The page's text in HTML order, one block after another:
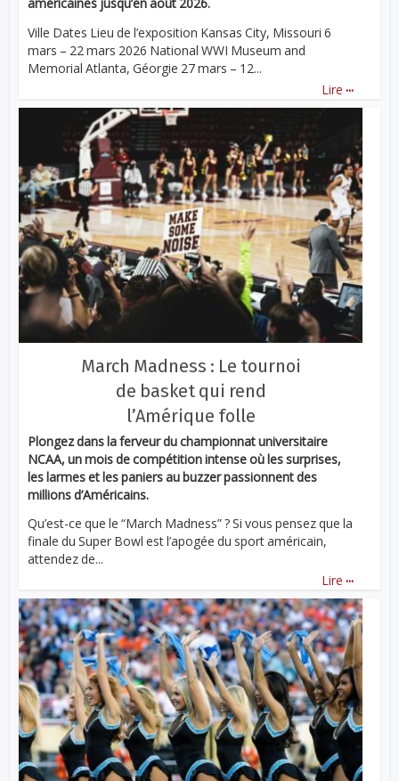
Ville Dates Lieu de l’exposition Kansas City, Missouri 6
mars – 22 mars 2026 National WWI Museum and
Memorial Atlanta, Géorgie 27 mars – 12...
Lire ...
March Madness : Le tournoi
de basket qui rend
l’Amérique folle
Plongez dans la ferveur du championnat universitaire
NCAA, un mois de compétition intense où les surprises,
les larmes et les paniers au buzzer passionnent des
millions d’Américains.
Qu’est-ce que le “March Madness” ? Si vous pensez que la
finale du Super Bowl est l’apogée du sport américain,
attendez de...
Lire ...